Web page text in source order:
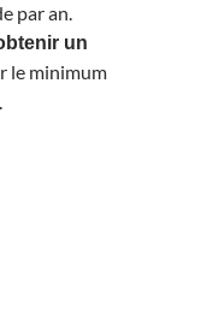
par an.
un
le minimum